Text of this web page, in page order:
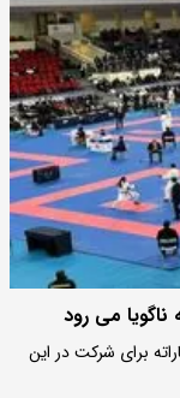
برای شرکت در این